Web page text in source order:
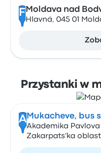
F Moldava nad
Hlavná, 045 01
Przystanki w
A Mukacheve, bus
Akademika Pavlova
Zakarpats'ka